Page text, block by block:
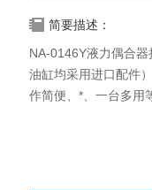
简要描述：
NA-0146Y液力偶合
油缸均采用进口配件
作简便、*、一台多用